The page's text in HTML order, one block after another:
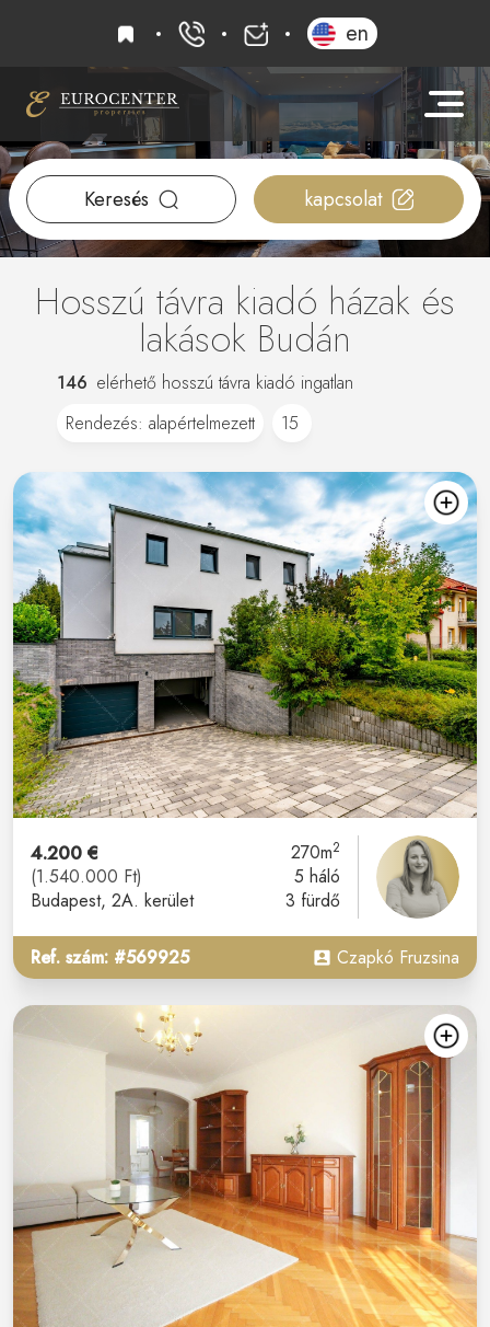
kedvencek+36 20 919 0005
en
Keresés kapcsolat
Hosszú távra kiadó házak és
lakások Budán
146 elérhető hosszú távra kiadó ingatlan
4.200 €
(1.540.000 Ft)
Budapest, 2A. kerület
270m2
5 háló
3 fürdő
Ref. szám: #569925 Czapkó Fruzsina